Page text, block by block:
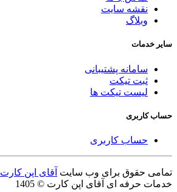
نقشه سایت
وبلاگ
سایر خدمات
سامانه پشتیبانی
ثبت تیکت
لیست تیکت ها
حساب کاربری
حساب کاربری
تمامی حقوق برای وب سایت آقای اپن کارت
خدمات حرفه ای آقای اپن کارت © 1405